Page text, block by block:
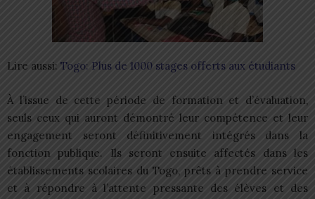
Lire aussi: Togo: Plus de 1000 stages offerts aux étudiants
À l’issue de cette période de formation et d’évaluation,
seuls ceux qui auront démontré leur compétence et leur
engagement seront définitivement intégrés dans la
fonction publique. Ils seront ensuite affectés dans les
établissements scolaires du Togo, prêts à prendre service
et à répondre à l’attente pressante des élèves et des